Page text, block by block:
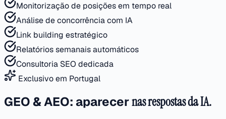
Monitorização de posições em tempo real
Análise de concorrência com IA
Link building estratégico
Relatórios semanais automáticos
Consultoria SEO dedicada
Exclusivo em Portugal
GEO & AEO: aparecernas respostas da IA.